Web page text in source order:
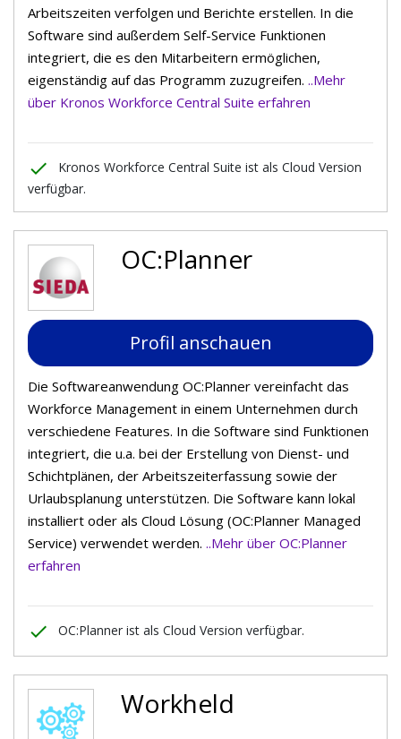
Arbeitszeiten verfolgen und Berichte erstellen. In die
Software sind außerdem Self-Service Funktionen
integriert, die es den Mitarbeitern ermöglichen,
eigenständig auf das Programm zuzugreifen. ..Mehr
über Kronos Workforce Central Suite erfahren
done
Kronos Workforce Central Suite ist als Cloud Version
verfügbar.
OC:Planner
Profil anschauen
Die Softwareanwendung OC:Planner vereinfacht das
Workforce Management in einem Unternehmen durch
verschiedene Features. In die Software sind Funktionen
integriert, die u.a. bei der Erstellung von Dienst- und
Schichtplänen, der Arbeitszeiterfassung sowie der
Urlaubsplanung unterstützen. Die Software kann lokal
installiert oder als Cloud Lösung (OC:Planner Managed
Service) verwendet werden. ..Mehr über OC:Planner
erfahren
done OC:Planner ist als Cloud Version verfügbar.
Workheld